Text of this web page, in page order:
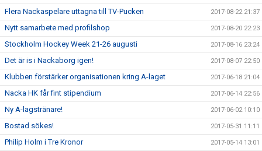
Flera Nackaspelare uttagna till TV-Pucken 2017-08-22 21:37
Nytt samarbete med profilshop 2017-08-20 22:23
Stockholm Hockey Week 21-26 augusti 2017-08-16 23:24
Det är is i Nackaborg igen! 2017-08-07 22:50
Klubben förstärker organisationen kring A-laget 2017-06-18 21:04
Nacka HK får fint stipendium 2017-06-14 22:56
Ny A-lagstränare! 2017-06-02 10:10
Bostad sökes! 2017-05-31 11:11
Philip Holm i Tre Kronor 2017-05-14 13:01